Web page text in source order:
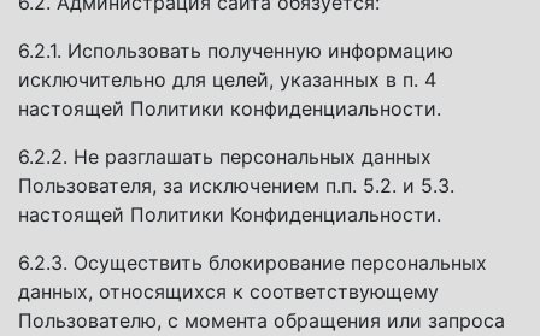
6.2.1. Использовать полученную информацию
исключительно для целей, указанных в п. 4
настоящей Политики конфиденциальности.
6.2.2. Не разглашать персональных данных
Пользователя, за исключением п.п. 5.2. и 5.3.
настоящей Политики Конфиденциальности.
6.2.3. Осуществить блокирование персональных
данных, относящихся к соответствующему
Пользователю, с момента обращения или запроса